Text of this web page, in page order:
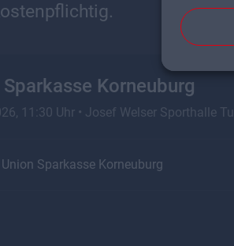
Korneuburg
11:30 Uhr • Josef Welser Sporthalle
Union Sparkasse Korneuburg